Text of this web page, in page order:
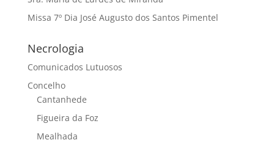
Missa 7º Dia José Augusto dos Santos Pimentel
Necrologia
Comunicados Lutuosos
Concelho
Cantanhede
Figueira da Foz
Mealhada